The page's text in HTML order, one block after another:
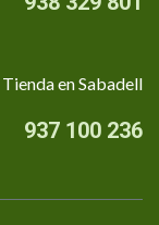
Tienda en Sabadell
937 100 236